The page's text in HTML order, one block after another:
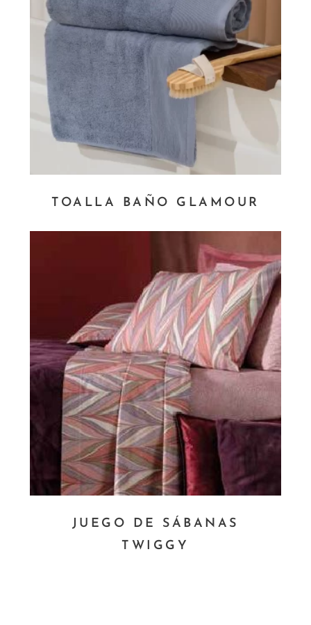
TOALLA BAÑO GLAMOUR
JUEGO DE SÁBANAS
TWIGGY